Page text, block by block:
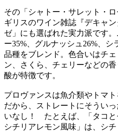
その「シャトー・サレット・
ギリスのワイン雑誌『デキャ
ゼ」にも選ばれた実力派です
ー35%、グルナッシュ26%、シ
品種をブレンド。色合いはチ
ン、さくら、チェリーなどの
酸が特徴です。
プロヴァンスは魚介類やトマ
だから、ストレートにそうい
いなし！ たとえば、「タコ
シチリアレモン風味」は、シ